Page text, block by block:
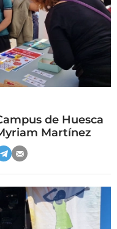
de Huesca
Martínez